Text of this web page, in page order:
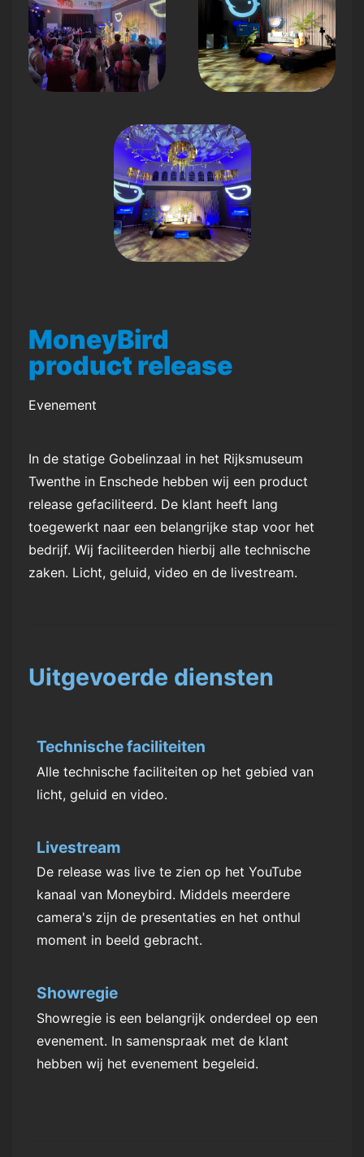
MoneyBird
product release
Evenement
In de statige Gobelinzaal in het Rijksmuseum
Twenthe in Enschede hebben wij een product
release gefaciliteerd. De klant heeft lang
toegewerkt naar een belangrijke stap voor het
bedrijf. Wij faciliteerden hierbij alle technische
zaken. Licht, geluid, video en de livestream.
Uitgevoerde diensten
Technische faciliteiten
Alle technische faciliteiten op het gebied van
licht, geluid en video.
Livestream
De release was live te zien op het YouTube
kanaal van Moneybird. Middels meerdere
camera's zijn de presentaties en het onthul
moment in beeld gebracht.
Showregie
Showregie is een belangrijk onderdeel op een
evenement. In samenspraak met de klant
hebben wij het evenement begeleid.